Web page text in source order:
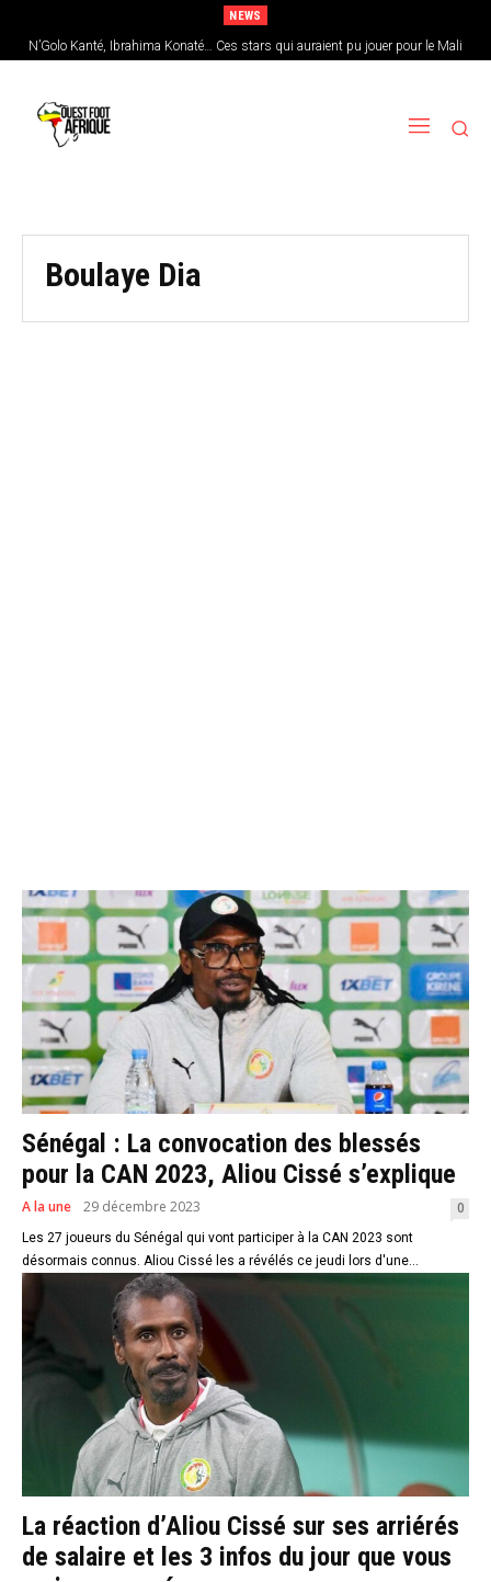
NEWS
N’Golo Kanté, Ibrahima Konaté… Ces stars qui auraient pu jouer pour le Mali
Boulaye Dia
Sénégal : La convocation des blessés
pour la CAN 2023, Aliou Cissé s’explique
A la une 29 décembre 2023 0
Les 27 joueurs du Sénégal qui vont participer à la CAN 2023 sont
désormais connus. Aliou Cissé les a révélés ce jeudi lors d'une...
La réaction d’Aliou Cissé sur ses arriérés
de salaire et les 3 infos du jour que vous